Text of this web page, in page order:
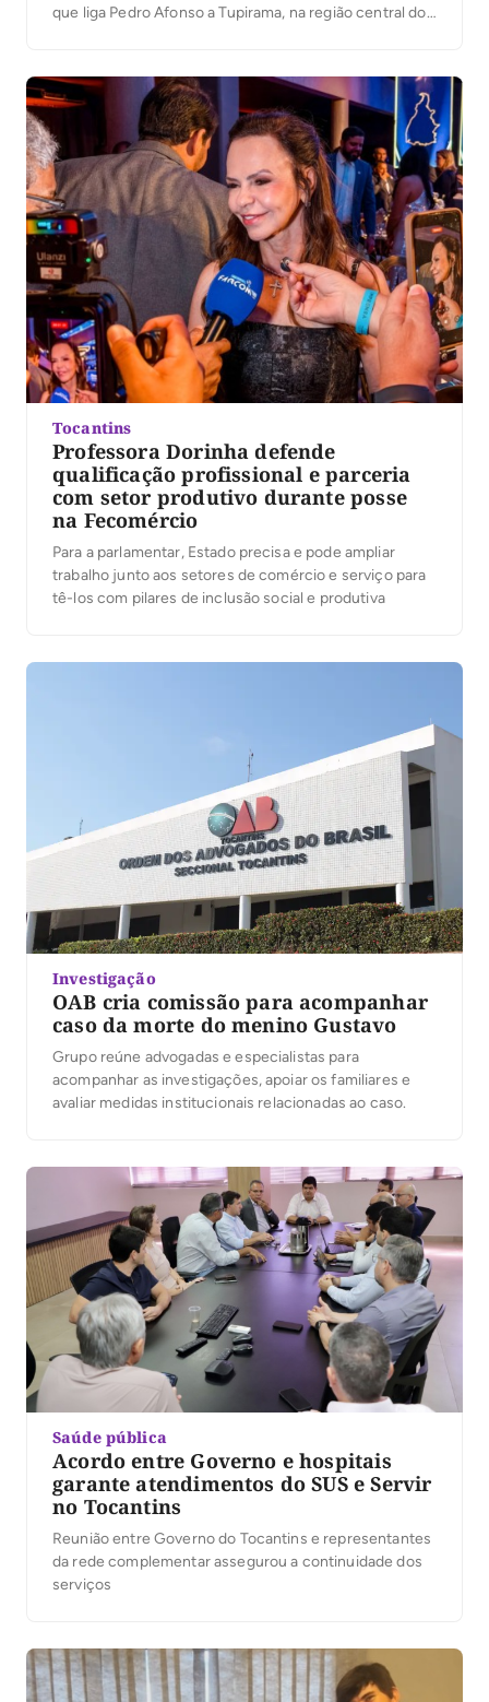
que liga Pedro Afonso a Tupirama, na região central do
importância da construção da ponte […]
Tocantins
Professora Dorinha defende
qualificação profissional e parceria
com setor produtivo durante posse
na Fecomércio
Para a parlamentar, Estado precisa e pode ampliar
trabalho junto aos setores de comércio e serviço para
tê-los com pilares de inclusão social e produtiva
Investigação
OAB cria comissão para acompanhar
caso da morte do menino Gustavo
Grupo reúne advogadas e especialistas para
acompanhar as investigações, apoiar os familiares e
avaliar medidas institucionais relacionadas ao caso.
Saúde pública
Acordo entre Governo e hospitais
garante atendimentos do SUS e Servir
no Tocantins
Reunião entre Governo do Tocantins e representantes
da rede complementar assegurou a continuidade dos
serviços